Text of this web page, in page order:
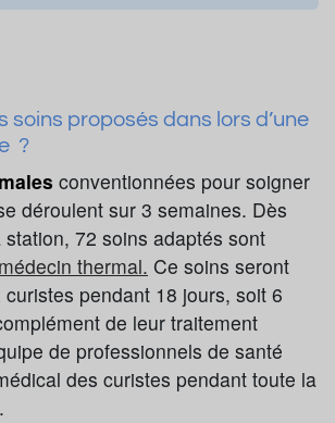
soins proposés dans lors d’une
?
conventionnées pour soigner
déroulent sur 3 semaines. Dès
station, 72 soins adaptés sont
thermal. Ce soins seront
pendant 18 jours, soit 6
de leur traitement
de professionnels de santé
des curistes pendant toute la